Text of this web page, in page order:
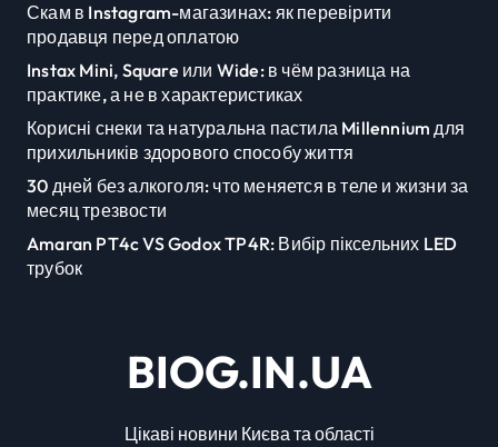
Скам в Instagram-магазинах: як перевірити
продавця перед оплатою
Instax Mini, Square или Wide: в чём разница на
практике, а не в характеристиках
Корисні снеки та натуральна пастила Millennium для
прихильників здорового способу життя
30 дней без алкоголя: что меняется в теле и жизни за
месяц трезвости
Amaran PT4c VS Godox TP4R: Вибір піксельних LED
трубок
BIOG.IN.UA
Цікаві новини Києва та області